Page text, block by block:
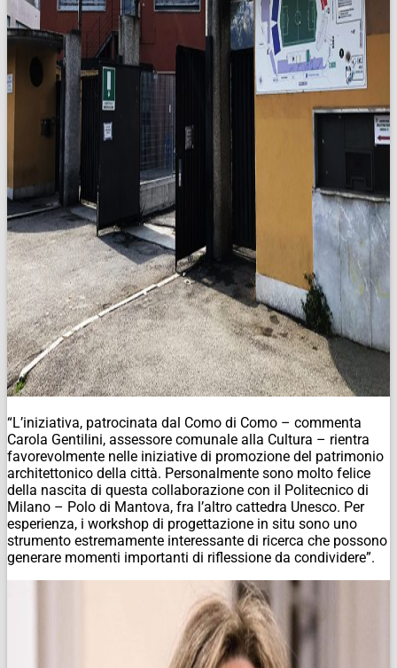
“L’iniziativa, patrocinata dal Como di Como – commenta
Carola Gentilini, assessore comunale alla Cultura – rientra
favorevolmente nelle iniziative di promozione del patrimonio
architettonico della città. Personalmente sono molto felice
della nascita di questa collaborazione con il Politecnico di
Milano – Polo di Mantova, fra l’altro cattedra Unesco. Per
esperienza, i workshop di progettazione in situ sono uno
strumento estremamente interessante di ricerca che possono
generare momenti importanti di riflessione da condividere”.